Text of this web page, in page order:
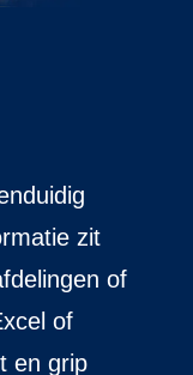
zit
of
of
en grip